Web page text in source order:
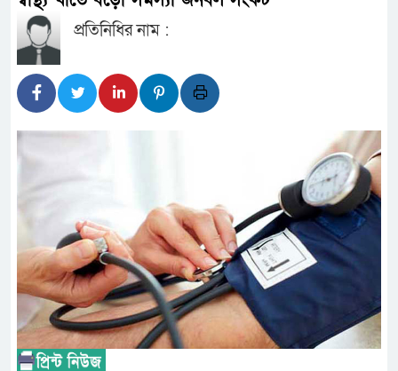
নদী দূষণ রোধে সমন্বিত
নেই : প্রধানমন্ত্রী
লালমনিরহাটে মাদকসহ
ওমানের সঙ্গে ইরানের হরমুজ
আত-তানযীল ইনস্টিটিউট
পর্দাপন উপলক্ষে আলোচনা সভা ও
প্রতিনিধির নাম :